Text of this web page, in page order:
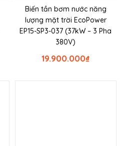
Biến tần bơm nước năng
lượng mặt trời EcoPower
EP15-SP3-037 (37kW – 3 Pha
380V)
₫
19.900.000